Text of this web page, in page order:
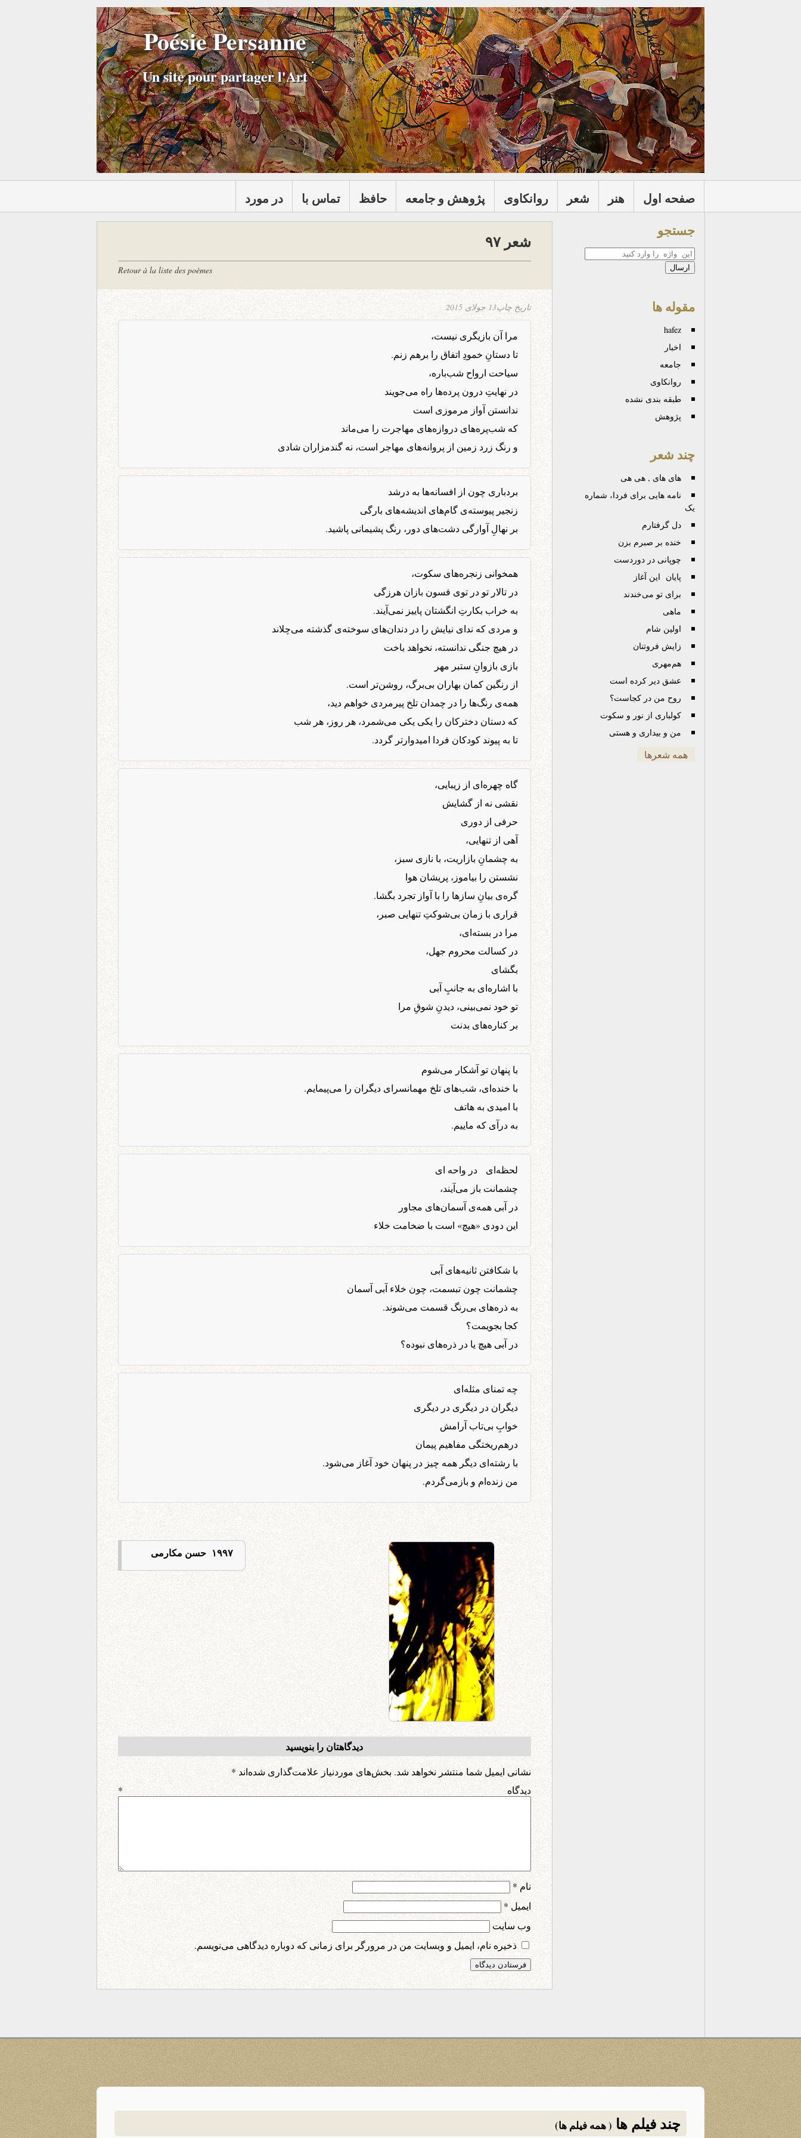
Poésie Persanne
Un site pour partager l'Art
در مورد تماس با حافظ پژوهش و جامعه روانكاوی شعر هنر صفحه اول
شعر ۹۷
Retour à la liste des poèmes
تاریخ چاپ13 جولای 2015
مرا آن بازیگری نیست،
تا دستانِ خمودِ اتفاق را برهم زنم.
سیاحت ارواح شب‌باره،
در نهایتِ درون پرده‌ها راه می‌جویند
ندانستن آواز مرموزی است
که شب‌پره‌های دروازه‌های مهاجرت را می‌ماند
و رنگ زرد زمین از پروانه‌های مهاجر است، نه گندمزاران شادی
بردباری چون از افسانه‌ها به درشد
زنجیر پیوسته‌ی گام‌های اندیشه‌های بارگی
بر نهالِ آوارگی دشت‌های دور، رنگ پشیمانی پاشید.
همخوانی زنجره‌های سکوت،
در تالار تو در توی فسون بازان هرزگی
به خراب بکارتِ انگشتان پاییز نمی‌آیند.
و مردی که ندای نیایش را در دندان‌های سوخته‌ی گذشته می‌چلاند
در هیچ جنگی ندانسته، نخواهد باخت
بازی بازوانِ ستبر مهر
از رنگین کمان بهاران بی‌برگ، روشن‌تر است.
همه‌ی رنگ‌ها را در چمدان تلخ پیرمردی خواهم دید،
که دستان دخترکان را یکی یکی می‌شمرد، هر روز، هر شب
تا به پیوند کودکان فردا امیدوارتر گردد.
گاه چهره‌ای از زیبایی،
نقشی نه از گشایش
حرفی از دوری
آهی از تنهایی،
به چشمانِ بازاریت، با نازی سبز،
نشستن را بیاموز، پریشان هوا
گره‌ی بیانِ سازها را با آواز تجرد بگشا.
قراری با زمان بی‌شوکتِ تنهایی صبر،
مرا در بسته‌ای،
در کسالت محروم جهل،
بگشای
با اشاره‌ای به جانبِ آبی
تو خود نمی‌بینی، دیدنِ شوقِ مرا
بر کناره‌های بدنت
با پنهان تو آشکار می‌شوم
با خنده‌ای، شب‌های تلخ مهمانسرای دیگران را می‌پیمایم.
با امیدی به هاتف
به درآی که ماییم.
لحظه‌ای در واحه ای
چشمانت باز می‌آیند،
در آبی همه‌ی آسمان‌های مجاور
این دودی «هیچ» است با ضخامت خلاء
با شکافتن ثانیه‌های آبی
چشمانت چون تبسمت، چون خلاء آبی آسمان
به ذره‌های بی‌رنگ قسمت می‌شوند.
کجا بجویمت؟
در آبی هیچ یا در ذره‌های نبوده؟
چه تمنای مثله‌ای
دیگران در دیگری در دیگری
خوابِ بی‌تاب آرامش
درهم‌ریختگی مفاهیم پیمان
با رشته‌ای دیگر همه چیز در پنهان خود آغاز می‌شود.
من زنده‌ام و بازمی‌گردم.
۱۹۹۷ حسن مکارمی
دیدگاهتان را بنویسید
نشانی ایمیل شما منتشر نخواهد شد. بخش‌های موردنیاز علامت‌گذاری شده‌اند *
دیدگاه *
نام *
ایمیل *
وب‌ سایت
ذخیره نام، ایمیل و وبسایت من در مرورگر برای زمانی که دوباره دیدگاهی می‌نویسم.
جستجو
جستجو
مقوله ها
hafez
اخبار
جامعه
روانكاوی
طبقه بندی نشده
پژوهش
چند شعر
های های , هی هی
نامه هایی برای فردا، شماره
یک
دل‌ گرفتارم
خنده بر صبرم بزن
چوپانی در دوردست
پایان این آغاز
برای تو می‌خندند
ماهی
اولین شام
زایش فروتنان
هم‌مهری
عشق دیر کرده است
روح من در کجاست؟
کولباری از نور و سکوت
من و بیداری و هستی
همه شعرها
چند فیلم ها ( همه فیلم ها)